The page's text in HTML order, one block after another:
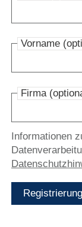
Vorname
Firma
Informationen